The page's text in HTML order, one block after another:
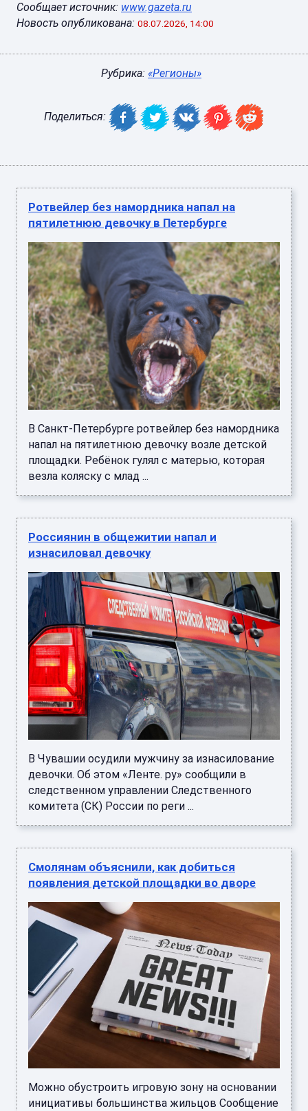
Сообщает источник: www.gazeta.ru
Новость опубликована: 08.07.2026, 14:00
Рубрика: «Регионы»
Поделиться:
Ротвейлер без намордника напал на
пятилетнюю девочку в Петербурге
В Санкт-Петербурге ротвейлер без намордника
напал на пятилетнюю девочку возле детской
площадки. Ребёнок гулял с матерью, которая
везла коляску с млад ...
Россиянин в общежитии напал и
изнасиловал девочку
В Чувашии осудили мужчину за изнасилование
девочки. Об этом «Ленте. ру» сообщили в
следственном управлении Следственного
комитета (СК) России по реги ...
Смолянам объяснили, как добиться
появления детской площадки во дворе
Можно обустроить игровую зону на основании
инициативы большинства жильцов Сообщение